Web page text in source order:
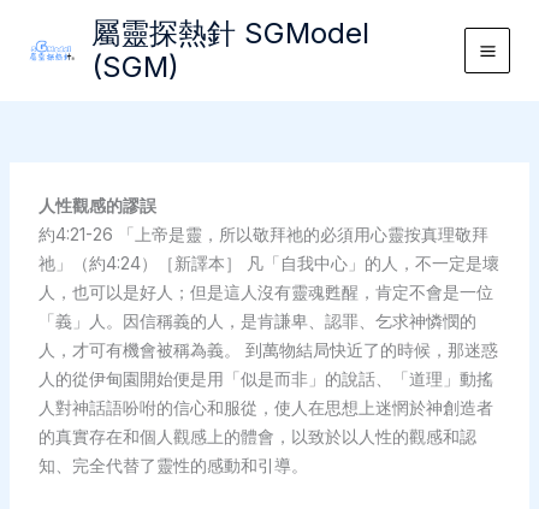
屬靈探熱針 SGModel
(SGM)
Main
人性觀感的謬誤
約4:21-26 「上帝是靈，所以敬拜祂的必須用心靈按真理敬拜
祂」（約4:24）［新譯本］ 凡「自我中心」的人，不一定是壞
人，也可以是好人；但是這人沒有靈魂甦醒，肯定不會是一位
「義」人。因信稱義的人，是肯謙卑、認罪、乞求神憐憫的
人，才可有機會被稱為義。 到萬物結局快近了的時候，那迷惑
人的從伊甸園開始便是用「似是而非」的說話、「道理」動搖
人對神話語吩咐的信心和服從，使人在思想上迷惘於神創造者
的真實存在和個人觀感上的體會，以致於以人性的觀感和認
知、完全代替了靈性的感動和引導。